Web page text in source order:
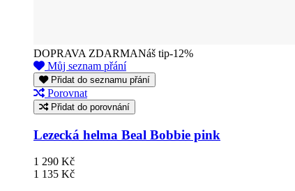
DOPRAVA ZDARMANáš tip-12%
Můj seznam přání
Přidat do seznamu přání
Porovnat
Přidat do porovnání
Lezecká helma Beal Bobbie pink
1 290 Kč
1 135 Kč